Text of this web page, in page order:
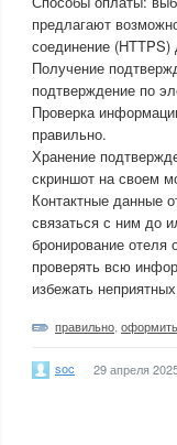
предлагают
соединение
Получение
подтверждение по
Проверка
правильно.
Хранение
скриншот на своем
Контактные данные
связаться с ним до
бронирование
проверять всю
избежать
правильно оформить
soc 29 апреля